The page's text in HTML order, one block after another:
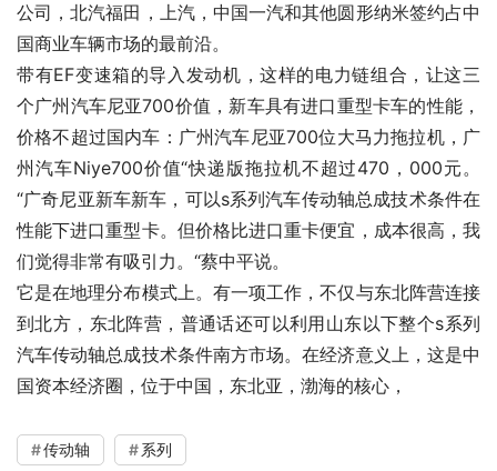
公司，北汽福田，上汽，中国一汽和其他圆形纳米签约占中
国商业车辆市场的最前沿。
带有EF变速箱的导入发动机，这样的电力链组合，让这三
个广州汽车尼亚700价值，新车具有进口重型卡车的性能，
价格不超过国内车：广州汽车尼亚700位大马力拖拉机，广
州汽车Niye700价值“快递版拖拉机不超过470，000元。
“广奇尼亚新车新车，可以s系列汽车传动轴总成技术条件在
性能下进口重型卡。但价格比进口重卡便宜，成本很高，我
们觉得非常有吸引力。“蔡中平说。
它是在地理分布模式上。有一项工作，不仅与东北阵营连接
到北方，东北阵营，普通话还可以利用山东以下整个s系列
汽车传动轴总成技术条件南方市场。在经济意义上，这是中
国资本经济圈，位于中国，东北亚，渤海的核心，
传动轴 系列